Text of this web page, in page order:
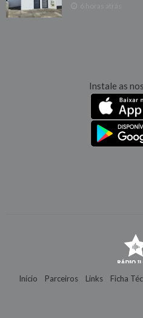
Instale as
Início Parceiros Links Ficha